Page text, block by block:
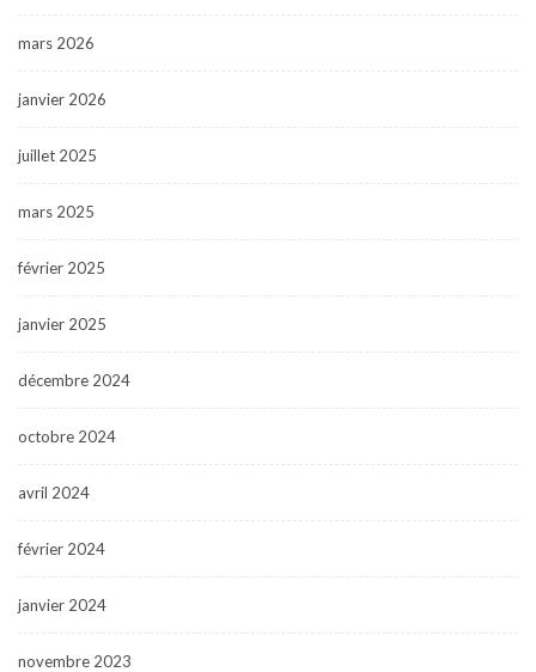
mars 2026
janvier 2026
juillet 2025
mars 2025
février 2025
janvier 2025
décembre 2024
octobre 2024
avril 2024
février 2024
janvier 2024
novembre 2023